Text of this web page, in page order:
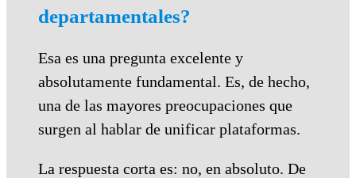
departamentales?
Esa es una pregunta excelente y
absolutamente fundamental. Es, de hecho,
una de las mayores preocupaciones que
surgen al hablar de unificar plataformas.
La respuesta corta es: no, en absoluto. De